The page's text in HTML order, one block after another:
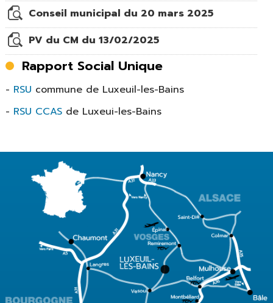
Conseil municipal du 20 mars 2025
PV du CM du 13/02/2025
Rapport Social Unique
- RSU commune de Luxeuil-les-Bains
- RSU CCASde Luxeui-les-Bains